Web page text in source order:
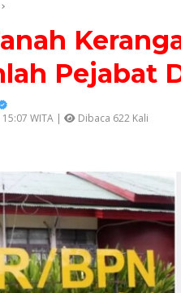
Pejabat
WITA |
Dibaca 622 Kali